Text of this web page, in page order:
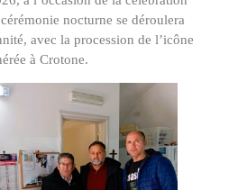
nocturne se déroulera
avec la procession de l’icône
à Crotone.